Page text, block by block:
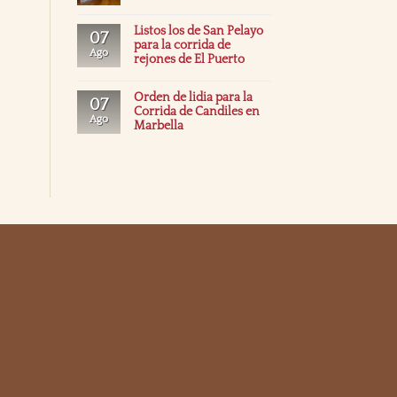
07
Ago
Listos los de San Pelayo
para la corrida de
rejones de El Puerto
07
Ago
Orden de lidia para la
Corrida de Candiles en
Marbella